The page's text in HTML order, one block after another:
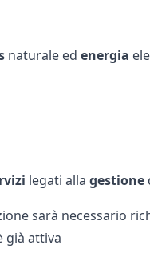
naturale ed energia
legati alla gestione
sarà necessario
già attiva